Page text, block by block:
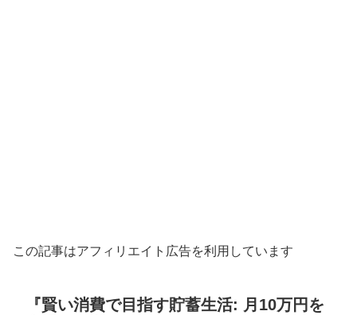
この記事はアフィリエイト広告を利用しています
『賢い消費で目指す貯蓄生活: 月10万円を